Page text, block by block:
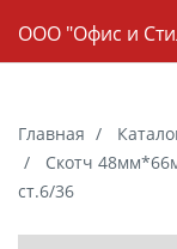
ООО "Офис и
Главная
Скотч
ст.6/36